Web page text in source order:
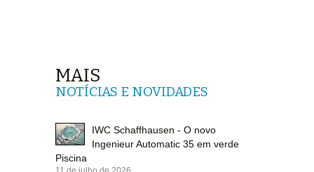
MAIS
NOTÍCIAS E NOVIDADES
IWC Schaffhausen - O novo
Ingenieur Automatic 35 em verde
Piscina